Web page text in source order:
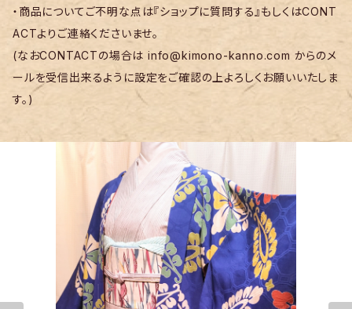
・商品についてご不明な点は『ショップに質問する』もしくはCONT
ACTよりご連絡くださいませ。
(なおCONTACTの場合はinfo@kimono-kanno.com からのメ
ールを受信出来るように設定をご確認の上よろしくお願いいたしま
す。)